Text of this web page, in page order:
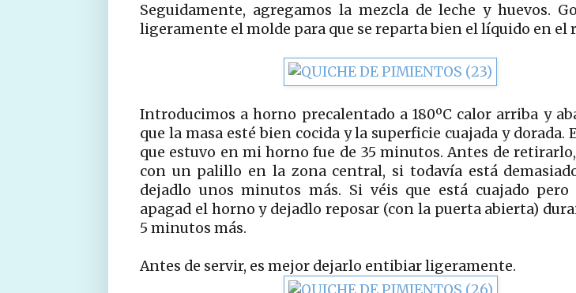
Seguidamente, agregamos la mezcla de leche y huevos.
ligeramente el molde para que se reparta bien el líquido en el
Introducimos a horno precalentado a 180ºC calor arriba y
que la masa esté bien cocida y la superficie cuajada y dorada.
que estuvo en mi horno fue de 35 minutos. Antes de
con un palillo en la zona central, si todavía está
dejadlo unos minutos más. Si véis que está cuajado pero
apagad el horno y dejadlo reposar (con la puerta abierta)
5 minutos más.
Antes de servir, es mejor dejarlo entibiar ligeramente.